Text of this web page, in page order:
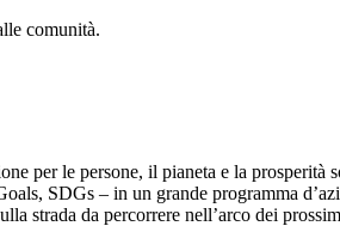
comunità.
per le persone, il pianeta e la
SDGs – in un grande programma
strada da percorrere nell’arco dei